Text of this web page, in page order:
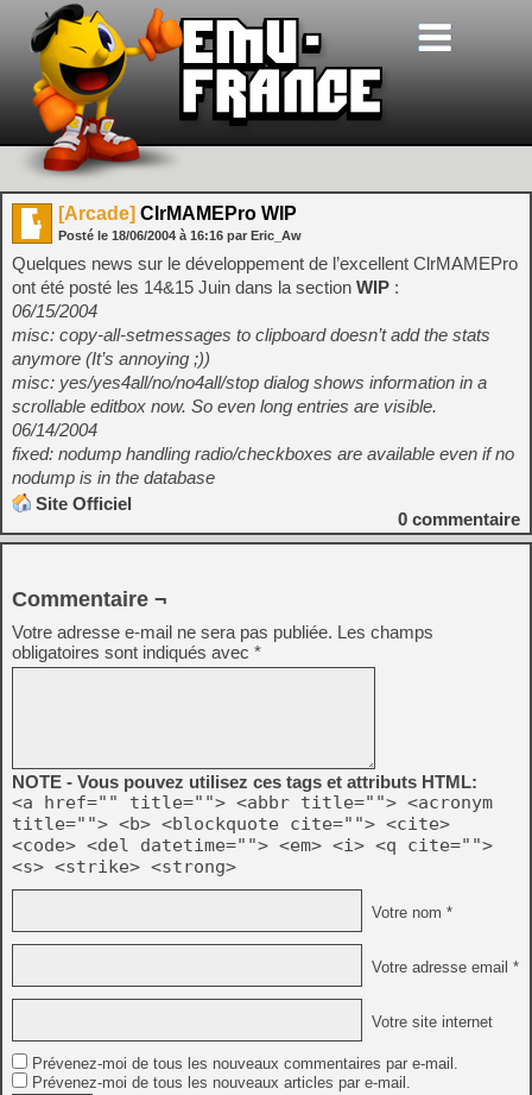
[Arcade] ClrMAMEPro WIP
Posté le 18/06/2004 à 16:16 par Eric_Aw
Quelques news sur le développement de l’excellent ClrMAMEPro
ont été posté les 14&15 Juin dans la section WIP :
06/15/2004
misc: copy-all-setmessages to clipboard doesn’t add the stats
anymore (It’s annoying ;))
misc: yes/yes4all/no/no4all/stop dialog shows information in a
scrollable editbox now. So even long entries are visible.
06/14/2004
fixed: nodump handling radio/checkboxes are available even if no
nodump is in the database
Site Officiel
0 commentaire
Commentaire ¬
Votre adresse e-mail ne sera pas publiée. Les champs
obligatoires sont indiqués avec *
NOTE - Vous pouvez utilisez ces tags et attributs HTML:
<a href="" title=""> <abbr title=""> <acronym
title=""> <b> <blockquote cite=""> <cite>
<code> <del datetime=""> <em> <i> <q cite="">
<s> <strike> <strong>
Votre nom *
Votre adresse email *
Votre site internet
Prévenez-moi de tous les nouveaux commentaires par e-mail.
Prévenez-moi de tous les nouveaux articles par e-mail.